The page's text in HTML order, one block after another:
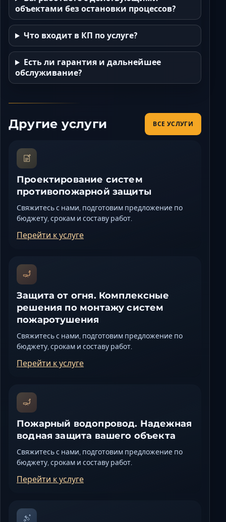
объектами без остановки процессов?
Что входит в КП по услуге?
Есть ли гарантия и дальнейшее
обслуживание?
Другие услуги ВСЕ УСЛУГИ
Проектирование систем
противопожарной защиты
Свяжитесь с нами, подготовим предложение по
бюджету, срокам и составу работ.
Перейти к услуге
Защита от огня. Комплексные
решения по монтажу систем
пожаротушения
Свяжитесь с нами, подготовим предложение по
бюджету, срокам и составу работ.
Перейти к услуге
Пожарный водопровод. Надежная
водная защита вашего объекта
Свяжитесь с нами, подготовим предложение по
бюджету, срокам и составу работ.
Перейти к услуге